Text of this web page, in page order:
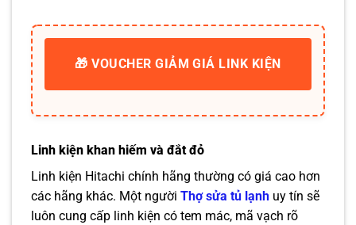
🎁 VOUCHER GIẢM GIÁ LINK KIỆN
Linh kiện khan hiếm và đắt đỏ
Linh kiện Hitachi chính hãng thường có giá cao hơn
các hãng khác. Một người Thợ sửa tủ lạnh uy tín sẽ
luôn cung cấp linh kiện có tem mác, mã vạch rõ